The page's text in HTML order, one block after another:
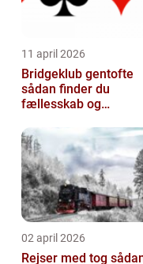
11 april 2026
Bridgeklub gentofte
sådan finder du
fællesskab og
02 april 2026
Rejser med tog sådan